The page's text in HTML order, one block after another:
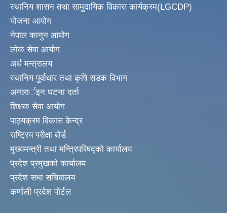
स्थानिय शासन तथा सामुदायिक विकास कार्यक्रम(LGCDP)
योजना आयोग
नेपाल कानुन आयोग
लोक सेवा आयोग
अर्थ मन्त्रालय
स्थानिय पुर्वाधार तथा कृषि सडक विभाग
अनलार्इन घटना दर्ता
शिक्षक सेवा आयोग
पाठ्यक्रम विकास केन्द्र
राष्ट्रिय परीक्षा बोर्ड
मुख्यमन्त्री तथा मन्त्रिपरिषद्को कार्यालय
प्रदेश प्रमुखको कार्यालय
प्रदेश सभा सचिवालय
कर्णाली प्रदेश पोर्टल